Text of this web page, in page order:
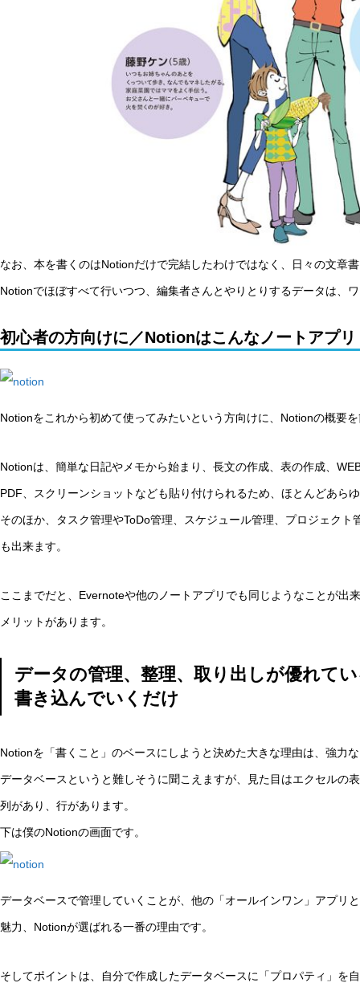
なお、本を書くのはNotionだけで完結したわけではなく、日々の文章
Notionでほぼすべて行いつつ、編集者さんとやりとりするデータは、
初心者の方向けに／Notionはこんなノートアプリ
Notionをこれから初めて使ってみたいという方向けに、Notionの概要
Notionは、簡単な日記やメモから始まり、長文の作成、表の作成、
PDF、スクリーンショットなども貼り付けられるため、ほとんどあら
そのほか、タスク管理やToDo管理、スケジュール管理、プロジェク
も出来ます。
ここまでだと、Evernoteや他のノートアプリでも同じようなことが出
メリットがあります。
データの管理、整理、取り出しが優れて
書き込んでいくだけ
Notionを「書くこと」のベースにしようと決めた大きな理由は、強力
データベースというと難しそうに聞こえますが、見た目はエクセルの
列があり、行があります。
下は僕のNotionの画面です。
データベースで管理していくことが、他の「オールインワン」アプリ
魅力、Notionが選ばれる一番の理由です。
そしてポイントは、自分で作成したデータベースに「プロパティ」を